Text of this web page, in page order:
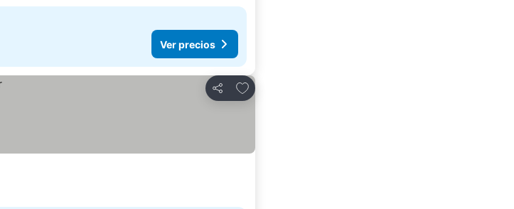
Ver precios
Compartir
Agregar a favoritos